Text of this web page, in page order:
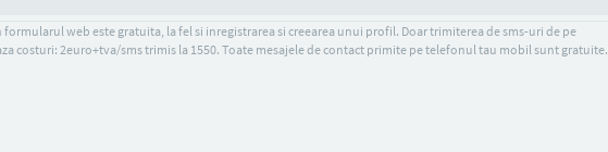
web este gratuita, la fel si inregistrarea si creearea unui profil. Doar trimiterea de sms-uri de pe
costuri: 2euro+tva/sms trimis la 1550. Toate mesajele de contact primite pe telefonul tau mobil sunt gratuite.